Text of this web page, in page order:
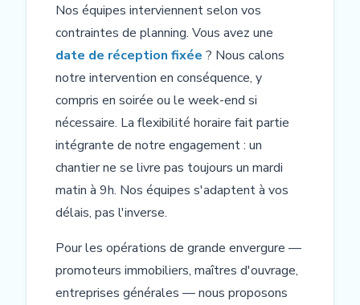
Nos équipes interviennent selon vos
contraintes de planning. Vous avez une
date de réception fixée ? Nous calons
notre intervention en conséquence, y
compris en soirée ou le week-end si
nécessaire. La flexibilité horaire fait partie
intégrante de notre engagement : un
chantier ne se livre pas toujours un mardi
matin à 9h. Nos équipes s'adaptent à vos
délais, pas l'inverse.
Pour les opérations de grande envergure —
promoteurs immobiliers, maîtres d'ouvrage,
entreprises générales — nous proposons